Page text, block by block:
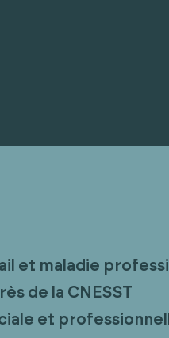
et maladie
de la CNESST
et